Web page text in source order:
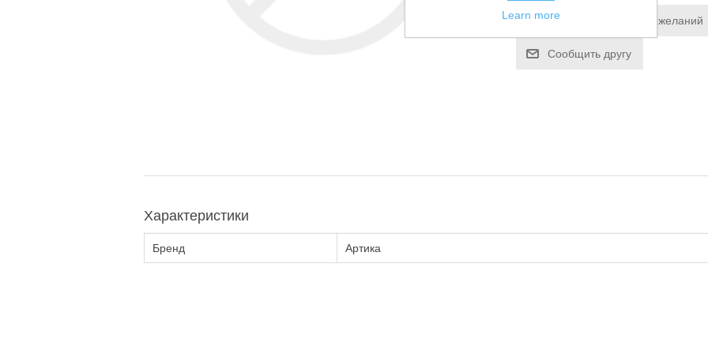
Добавить в список пожеланий
Сообщить другу
Характеристики
Бренд Артика
Learn more